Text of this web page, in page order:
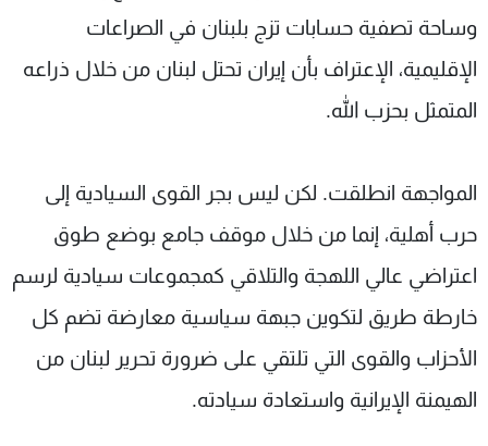
وساحة تصفية حسابات تزج بلبنان في الصراعات
الإقليمية، الإعتراف بأن إيران تحتل لبنان من خلال ذراعه
المتمثل بحزب الله.
المواجهة انطلقت. لكن ليس بجر القوى السيادية إلى
حرب أهلية، إنما من خلال موقف جامع بوضع طوق
اعتراضي عالي اللهجة والتلاقي كمجموعات سيادية لرسم
خارطة طريق لتكوين جبهة سياسية معارضة تضم كل
الأحزاب والقوى التي تلتقي على ضرورة تحرير لبنان من
الهيمنة الإيرانية واستعادة سيادته.